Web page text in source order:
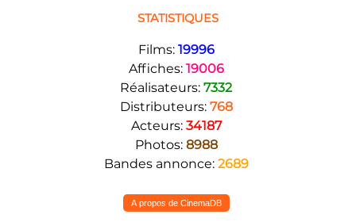
STATISTIQUES
Films: 19996
Affiches: 19006
Réalisateurs: 7332
Distributeurs: 768
Acteurs: 34187
Photos: 8988
Bandes annonce: 2689
A propos de CinemaDB